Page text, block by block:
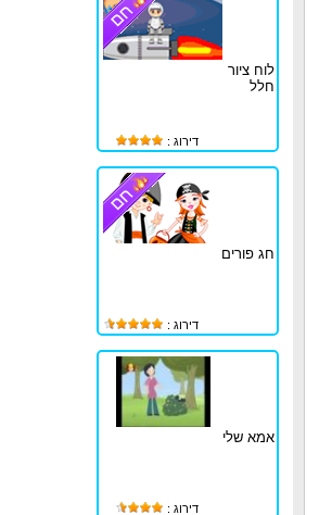
לוח ציור
חלל
דירוג :
חג פורים
דירוג :
אמא שלי
דירוג :